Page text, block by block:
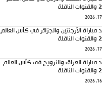
الأرجنتين والجزائر في كأس العالم
مباراة العراق والنرويج في كأس العالم